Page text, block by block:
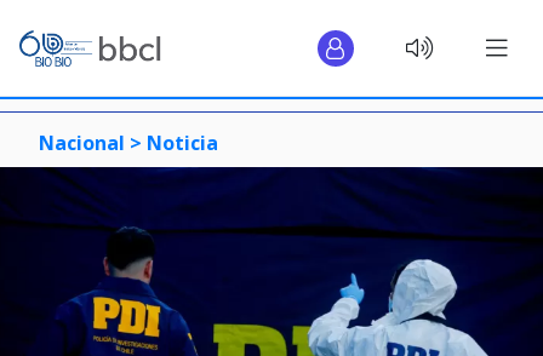
Nacional > Noticia